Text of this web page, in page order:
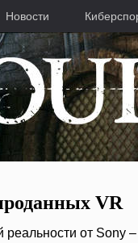
Новости
VR
от Sony